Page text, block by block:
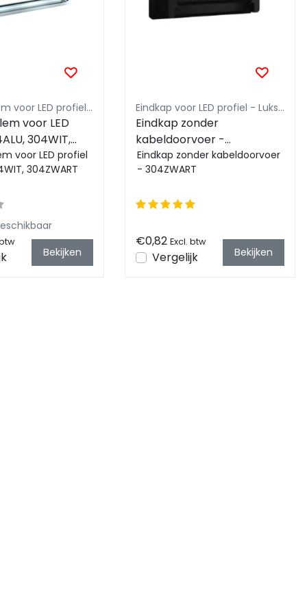
Montageklem voor LED profielen - Luksus
voor LED
304WIT,
voor LED profiel
304ZWART
Bekijken
Eindkap voor LED profiel - Luksus
Eindkap zonder
kabeldoorvoer -
304ZWART
Eindkap zonder kabeldoorvoer
- 304ZWART
€0,82 Excl. btw
Vergelijk Bekijken